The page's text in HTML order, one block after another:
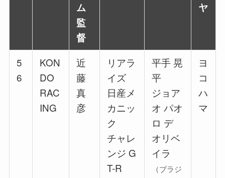
ム
監
督
ヤ
5
6
KON
DO
RAC
ING
近
藤
真
彦
リアラ
イズ
日産メ
カニッ
ク
チャレ
ンジ G
T-R
平手 晃
平
ジョア
オ パオ
ロ デ
オリベ
イラ
（ブラジ
ヨ
コ
ハ
マ